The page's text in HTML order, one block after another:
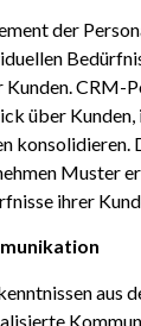
der
Kunden. CRM-
über Kunden,
konsolidieren.
Muster
ihrer
aus